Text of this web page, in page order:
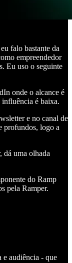
falo bastante da
empreendedor
Eu uso o seguinte
onde o alcance é
influência é baixa.
e no canal de
profundos, logo a
dá uma olhada
do Ramp
pela Ramper.
e audiência - que